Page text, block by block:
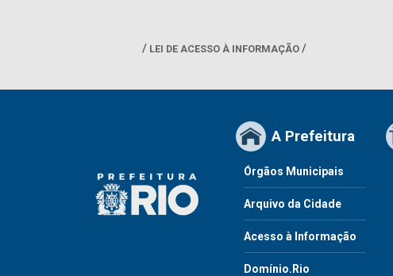
LEI DE ACESSO À INFORMAÇÃO
A Prefeitura
Órgãos Municipais
Arquivo da Cidade
Acesso à Informação
Domínio.Rio